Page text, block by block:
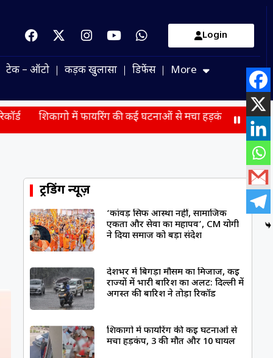
Login
टेक – ऑटो कड़क खुलासा डिफेंस More
में फायरिंग की कई घटनाओं से मचा हड़कंप, 3 की मौत और 10 घायल
ट्रेंडिंग न्यूज़
‘कांवड़ सिर्फ आस्था नहीं, सामाजिक
एकता और सेवा का महापर्व’, CM योगी
ने दिया समाज को बड़ा संदेश
देशभर में बिगड़ा मौसम का मिजाज, कई
राज्यों में भारी बारिश का अलर्ट: दिल्ली में
अगस्त की बारिश ने तोड़ा रिकॉर्ड
शिकागो में फायरिंग की कई घटनाओं से
मचा हड़कंप, 3 की मौत और 10 घायल